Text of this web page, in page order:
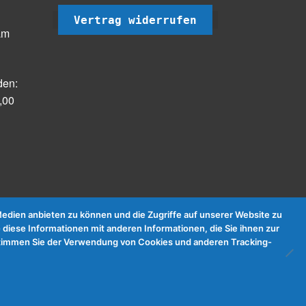
Vertrag widerrufen
anbieten zu können und die Zugriffe auf unserer Website zu
Informationen mit anderen Informationen, die Sie ihnen zur
Sie der Verwendung von Cookies und anderen Tracking-